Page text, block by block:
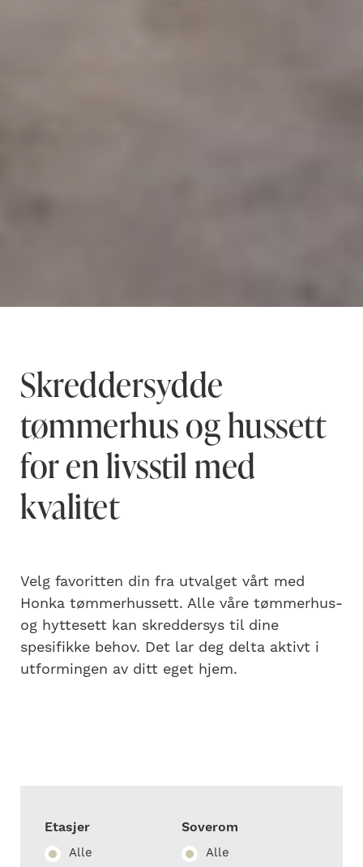
Skreddersydde
tømmerhus og hussett
for en livsstil med
kvalitet
Velg favoritten din fra utvalget vårt med
Honka tømmerhussett. Alle våre tømmerhus-
og hyttesett kan skreddersys til dine
spesifikke behov. Det lar deg delta aktivt i
utformingen av ditt eget hjem.
Etasjer
Alle
Soverom
Alle